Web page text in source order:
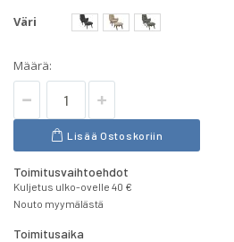
Väri
Määrä:
Lisää Ostoskoriin
Toimitusvaihtoehdot
Kuljetus ulko-ovelle 40 €
Nouto myymälästä
Toimitusaika